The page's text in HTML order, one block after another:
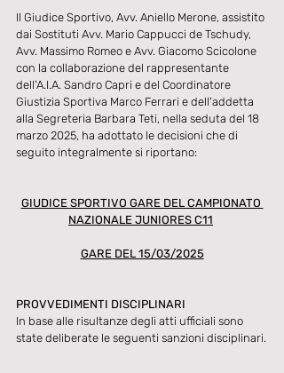
Il Giudice Sportivo, Avv. Aniello Merone, assistito
dai Sostituti Avv. Mario Cappucci de Tschudy,
Avv. Massimo Romeo e Avv. Giacomo Scicolone
con la collaborazione del rappresentante
dell'A.I.A. Sandro Capri e del Coordinatore
Giustizia Sportiva Marco Ferrari e dell'addetta
alla Segreteria Barbara Teti, nella seduta del 18
marzo 2025, ha adottato le decisioni che di
seguito integralmente si riportano:
GIUDICE SPORTIVO GARE DEL CAMPIONATO
NAZIONALE JUNIORES C11
GARE DEL 15/03/2025
PROVVEDIMENTI DISCIPLINARI
In base alle risultanze degli atti ufficiali sono
state deliberate le seguenti sanzioni disciplinari.